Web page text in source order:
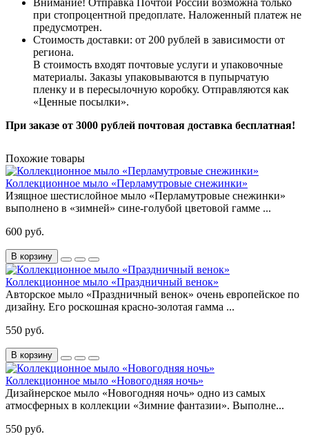
Внимание! Отправка Почтой России возможна только
при стопроцентной предоплате. Наложенный платеж не
предусмотрен.
Стоимость доставки: от 200 рублей в зависимости от
региона.
В стоимость входят почтовые услуги и упаковочные
материалы. Заказы упаковываются в пупырчатую
пленку и в пересылочную коробку. Отправляются как
«Ценные посылки».
При заказе от 3000 рублей почтовая доставка бесплатная!
Похожие товары
Коллекционное мыло «Перламутровые снежинки»
Изящное шестислойное мыло «Перламутровые снежинки»
выполнено в «зимней» сине-голубой цветовой гамме ...
600 руб.
В корзину
Коллекционное мыло «Праздничный венок»
Авторское мыло «Праздничный венок» очень европейское по
дизайну. Его роскошная красно-золотая гамма ...
550 руб.
В корзину
Коллекционное мыло «Новогодняя ночь»
Дизайнерское мыло «Новогодняя ночь» одно из самых
атмосферных в коллекции «Зимние фантазии». Выполне...
550 руб.